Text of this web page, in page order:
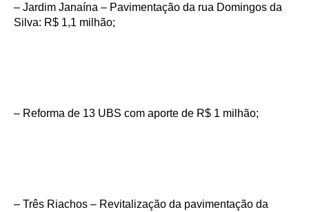
– Jardim Janaína – Pavimentação da rua Domingos da
Silva: R$ 1,1 milhão;
– Reforma de 13 UBS com aporte de R$ 1 milhão;
– Três Riachos – Revitalização da pavimentação da